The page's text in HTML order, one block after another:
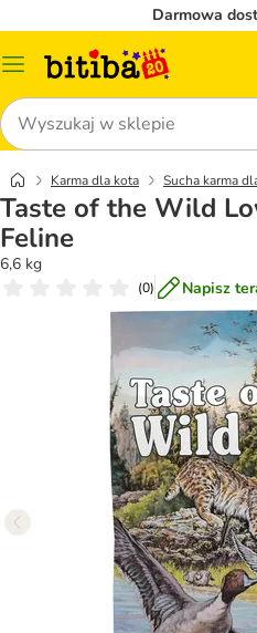
Darmowa
Menu
Szukaj
Karma dla kota Sucha karma
Taste of the Wild
Feline
6,6 kg
(0) Napisz